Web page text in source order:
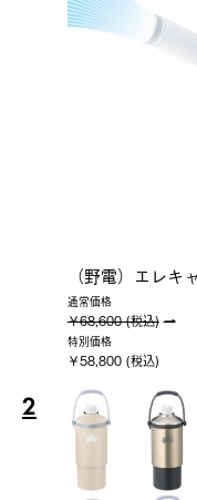
（野電）エレキ
通常価格
￥68,600 (税込)
特別価格
￥58,800 (税込)
2